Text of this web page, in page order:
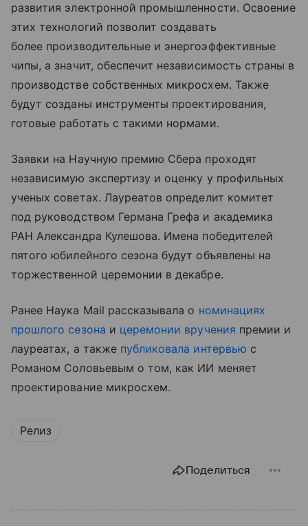
развития электронной промышленности. Освоение
этих технологий позволит создавать
более производительные и энергоэффективные
чипы, а значит, обеспечит независимость страны в
производстве собственных микросхем. Также
будут созданы инструменты проектирования,
готовые работать с такими нормами.
Заявки на Научную премию Сбера проходят
независимую экспертизу и оценку у профильных
ученых советах. Лауреатов определит комитет
под руководством Германа Грефа и академика
РАН Александра Кулешова. Имена победителей
пятого юбилейного сезона будут объявлены на
торжественной церемонии в декабре.
Ранее Наука Mail рассказывала о номинациях
прошлого сезона и церемонии вручения премии и
лауреатах, а также публиковала интервью с
Романом Соловьевым о том, как ИИ меняет
проектирование микросхем.
Релиз
Поделиться